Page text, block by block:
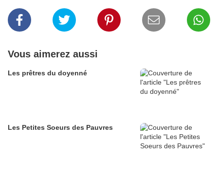
Vous aimerez aussi
Les prêtres du doyenné
Les Petites Soeurs des Pauvres